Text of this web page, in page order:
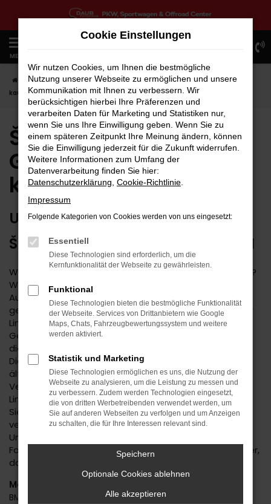
Zum
Hauptinhalt
springen
MENÜ
Startseite Škoda Škoda Fabia
Škoda Fabia Gebrauchtwagen
kaufen
Škoda Fabia
Gebrauchtwagen
kaufen
UNSERE ARGUMENTE FÜR EINEN
ŠKODA FABIA GEBRAUCHTWAGEN
Wie wäre es mit einem Škoda Fabia Gebrauchtwagen?
Wenn Sie nicht bereits über diese Möglichkeit des
Autokaufs nachgedacht haben, erläutern wir Ihnen
gerne die zahlreichen Vorteile. Da ist natürlich in erster
Linie der günstige Preis. Mit einem Škoda Fabia
Gebrauchtwagen zahlen Sie teilweise gerade einmal
die Hälfte oder noch weniger als für einen Neuwagen.
Die Qualität dieses Modells steht jedoch auch bei
älteren Baujahren außer Frage und auch die
Verarbeitung und die Extras überzeugen auf ganzer
Linie. Mit einem Škoda Fabia Gebrauchtwagen gehen
Sie auch deshalb auf Nummer sicher, weil Sie
vertrauensvoll im Autohaus Daub kaufen. Unser
Unternehmen existiert seit 1974 und prüft jedes
Fahrzeug eingehend vor dem Verkauf. Wir stellen sicher,
dass keinerlei Schäden bzw. Mängel existieren.
Marken
BMW
Cookie Einstellungen
Wir nutzen Cookies, um Ihnen die bestmögliche
Nutzung unserer Webseite zu ermöglichen und unsere
Kommunikation mit Ihnen zu verbessern. Wir
berücksichtigen hierbei Ihre Präferenzen und
verarbeiten Daten für Marketing und Statistiken nur,
wenn Sie uns Ihre Einwilligung geben. Wenn Sie zu
einem späteren Zeitpunkt Ihre Meinung ändern, können
Sie die Einwilligung jederzeit für die Zukunft widerrufen.
Weitere Informationen zum Umfang der
Datenverarbeitung finden Sie hier:
Datenschutzerklärung Cookie-Richtlinie
Impressum
Folgende Kategorien von Cookies werden von uns eingesetzt:
Essentiell
Diese Technologien sind erforderlich, um die
Kernfunktionalität der Webseite zu gewährleisten.
Funktional
Diese Technologien bieten die bestmögliche Funktionalität
der Webseite. Services von Drittanbietern wie Google
Maps, Chats, Fahrzeugbewertungssystem und weitere
werden aktiviert.
Statistik und Marketing
Diese Technologien ermöglichen es uns, die Nutzung der
Webseite zu analysieren, um die Leistung zu messen und
zu verbessern. Zudem werden Technologien eingesetzt,
die von dritten Werbetreibenden verwendet werden, um
Sie auf anderen Webseiten zu verfolgen und um Anzeigen
zu schalten, die für Ihre Interessen relevant sind.
Speichern
Optionale Cookies ablehnen
Alle akzeptieren